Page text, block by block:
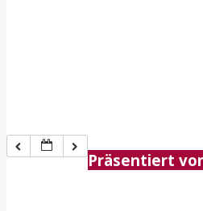
2018-
05-
Präsentiert